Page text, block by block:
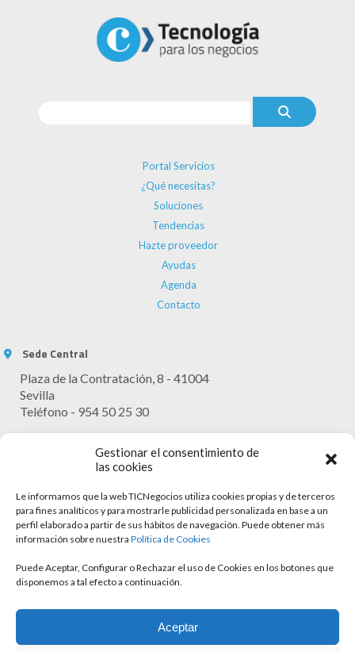
Gestionar el consentimiento de
las cookies
Le informamos que la web TICNegocios utiliza cookies propias y de terceros
para fines analíticos y para mostrarle publicidad personalizada en base a un
perfil elaborado a partir de sus hábitos de navegación. Puede obtener más
información sobre nuestra Política de Cookies
Puede Aceptar, Configurar o Rechazar el uso de Cookies en los botones que
disponemos a tal efecto a continuación.
Aceptar
Portal Servicios
¿Qué necesitas?
Soluciones
Tendencias
Hazte proveedor
Ayudas
Agenda
Contacto
Sede Central
Plaza de la Contratación, 8 - 41004
Sevilla
Teléfono - 954 50 25 30
Lunes - Viernes: 9:30 - 13:30
Aviso legal